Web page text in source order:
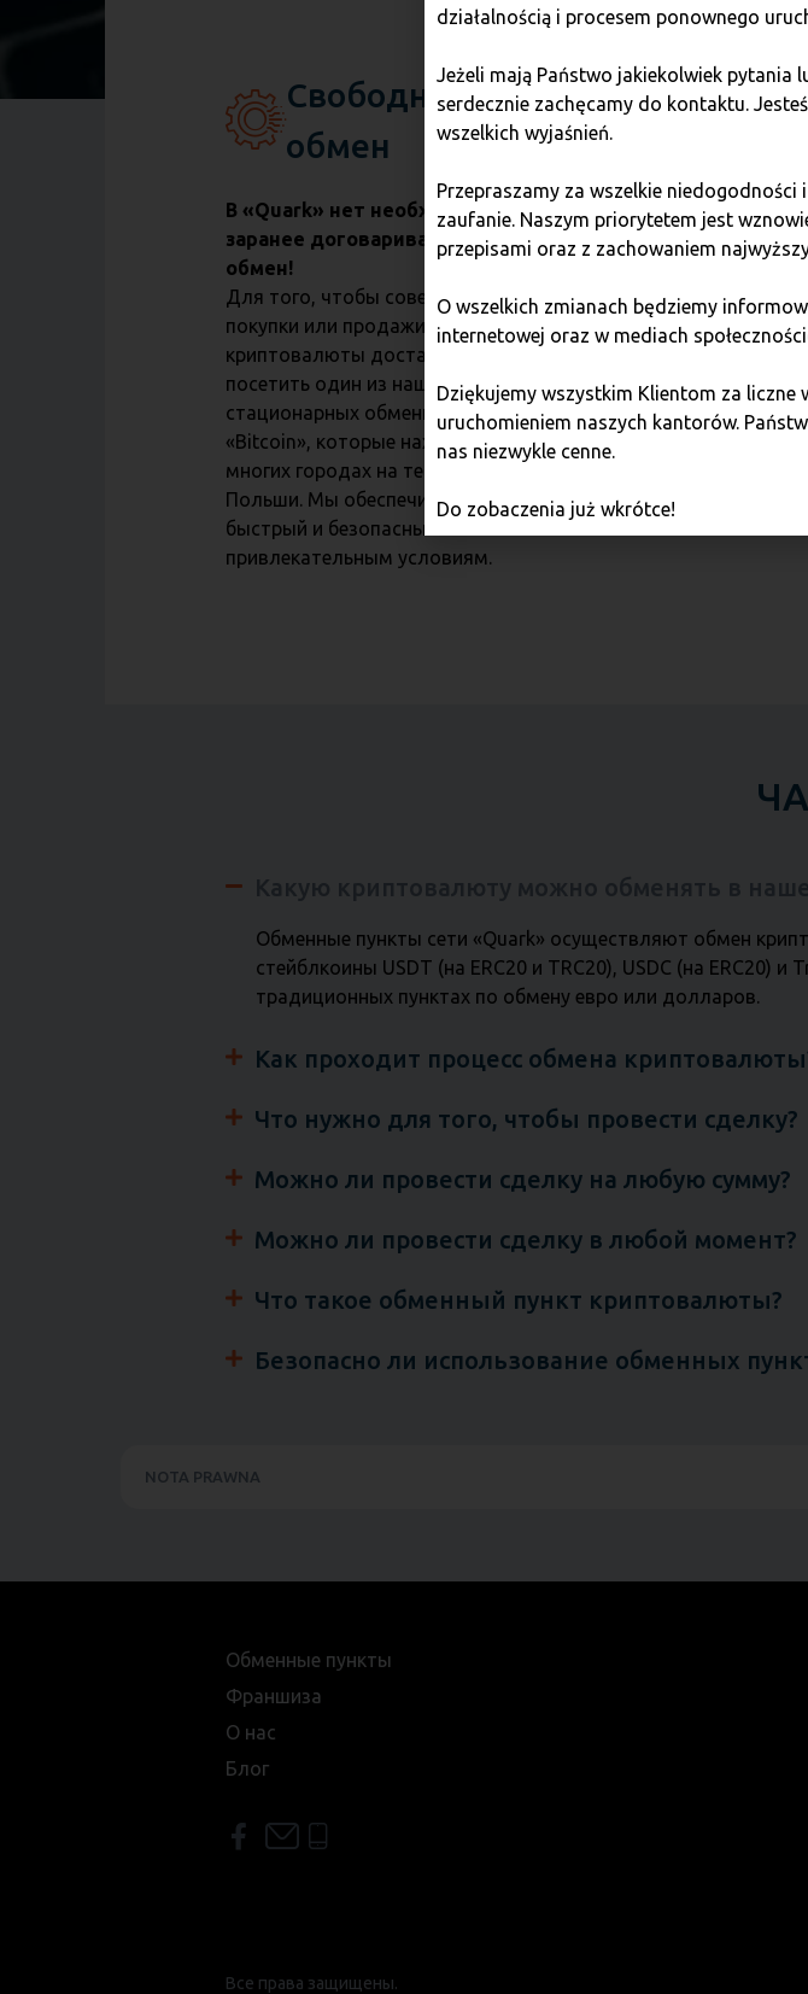
Свободный
обмен
В «Quark» нет необходимости
заранее договариваться на
обмен!
Для того, чтобы совершить сделку
покупки или продажи
криптовалюты достаточно
посетить один из наших
стационарных обменных пунктов
«Bitcoin», которые находятся во
многих городах на территории
Польши. Мы обеспечиваем
быстрый и безопасный обмен по
привлекательным условиям.
сохраняем
наших
Как покупка,
криптовалюты
установленных
Обменные пункты сети «Quark» осуществляют обмен
стейблкоины USDT (на ERC20 и TRC20), USDC (на ERC20)
традиционных пунктах по обмену евро или долларов.
Как проходит процесс обмена
Что нужно для того, чтобы провести сделку?
Можно ли провести сделку на любую сумму?
Можно ли провести сделку в любой момент?
Что такое обменный пункт криптовалюты?
Безопасно ли использование обменных
NOTA PRAWNA
Обменные пункты
Франшиза
О нас
Блог
Все права защищены.
działalnością i procesem ponownego
Jeżeli mają Państwo jakiekolwiek
serdecznie zachęcamy do kontaktu.
wszelkich wyjaśnień.
Przepraszamy za wszelkie
zaufanie. Naszym priorytetem jest
przepisami oraz z zachowaniem
O wszelkich zmianach będziemy
internetowej oraz w mediach
Dziękujemy wszystkim Klientom za
uruchomieniem naszych kantorów.
nas niezwykle cenne.
Do zobaczenia już wkrótce!